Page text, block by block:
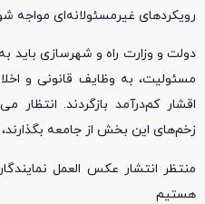
رویکردهای غیرمسئولانه‌ای مواجه
دولت و وزارت راه و شهرسازی باید
مسئولیت، به وظایف قانونی و
اقشار کم‌درآمد بازگردند. انتظار
زخم‌های این بخش از جامعه
منتظر انتشار عکس العمل
هستیم